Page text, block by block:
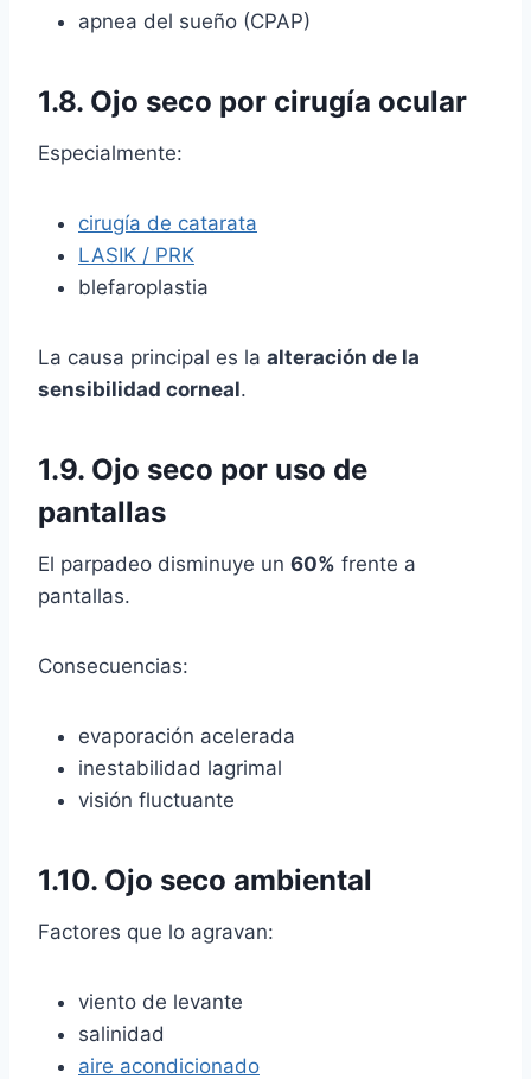
apnea del sueño (CPAP)
1.8. Ojo seco por cirugía ocular
Especialmente:
cirugía de catarata
LASIK / PRK
blefaroplastia
La causa principal es la alteración de la
sensibilidad corneal.
1.9. Ojo seco por uso de
pantallas
El parpadeo disminuye un 60% frente a
pantallas.
Consecuencias:
evaporación acelerada
inestabilidad lagrimal
visión fluctuante
1.10. Ojo seco ambiental
Factores que lo agravan:
viento de levante
salinidad
aire acondicionado